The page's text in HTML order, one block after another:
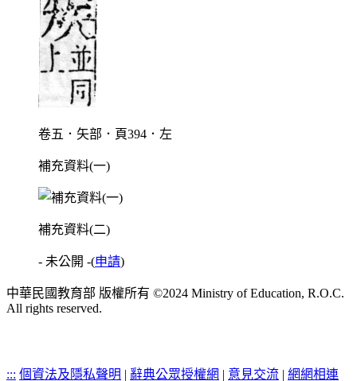
卷五．矢部．頁394．左
補充資料(一)
補充資料(二)
- 未公開 -(申請)
中華民國教育部 版權所有 ©2024 Ministry of Education, R.O.C.
All rights reserved.
::: 個資法及隱私聲明 | 辭典公眾授權網 | 意見交流 | 網網相連